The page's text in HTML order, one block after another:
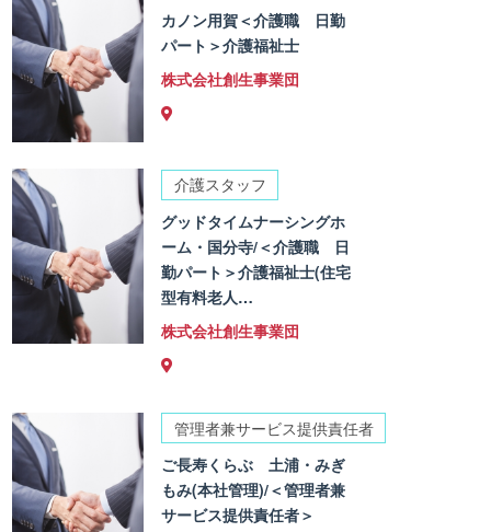
カノン用賀＜介護職 日勤
パート＞介護福祉士
株式会社創生事業団
介護スタッフ
グッドタイムナーシングホ
ーム・国分寺/＜介護職 日
勤パート＞介護福祉士(住宅
型有料老人…
株式会社創生事業団
管理者兼サービス提供責任者
ご長寿くらぶ 土浦・みぎ
もみ(本社管理)/＜管理者兼
サービス提供責任者＞